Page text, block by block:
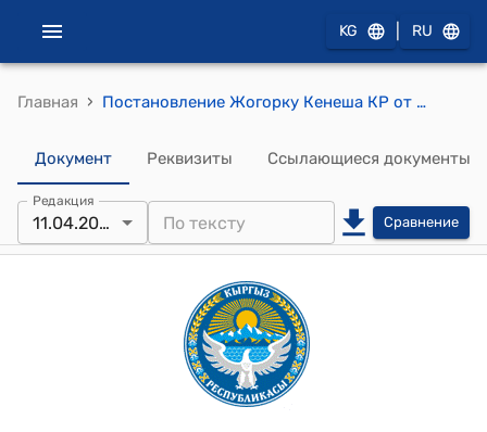
KG RU
Главная › Постановление Жогорку Кенеша КР от 11 апреля 2024 года № 1985-VII "О принятии в первом чтении проекта Закона Кыргызской Республики "О внесении изменений в некоторые законодательные акты Кыргызской Республики по вопросам преступлений в сфере таможенного дела""
Документ Реквизиты Ссылающиеся документы
Редакция
11.04.2024 Сравнение